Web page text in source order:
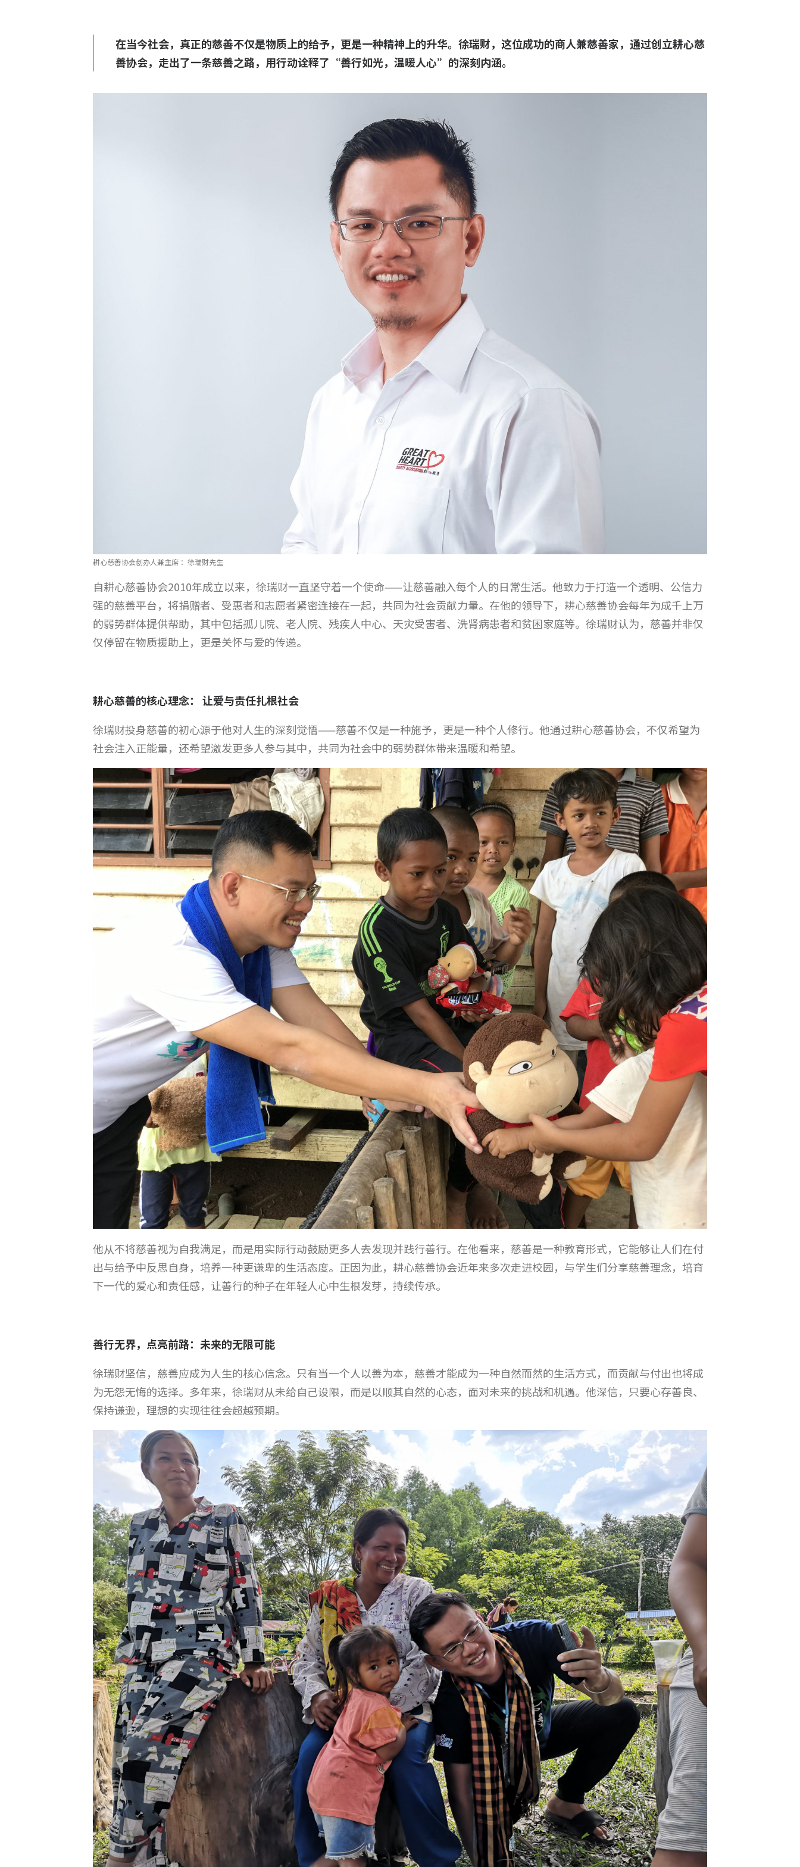
在当今社会，真正的慈善不仅是物质上的给予，更是一种精神上的升华。徐瑞财，这位成功的商人兼慈善家，通过创立耕心慈
善协会，走出了一条慈善之路，用行动诠释了“善行如光，温暖人心”的深刻内涵。
耕心慈善协会创办人兼主席 ：徐瑞财先生
自耕心慈善协会2010年成立以来，徐瑞财一直坚守着一个使命——让慈善融入每个人的日常生活。他致力于打造一个透明、公信力
强的慈善平台，将捐赠者、受惠者和志愿者紧密连接在一起，共同为社会贡献力量。在他的领导下，耕心慈善协会每年为成千上万
的弱势群体提供帮助，其中包括孤儿院、老人院、残疾人中心、天灾受害者、洗肾病患者和贫困家庭等。徐瑞财认为，慈善并非仅
仅停留在物质援助上，更是关怀与爱的传递。
耕心慈善的核心理念： 让爱与责任扎根社会
徐瑞财投身慈善的初心源于他对人生的深刻觉悟——慈善不仅是一种施予，更是一种个人修行。他通过耕心慈善协会，不仅希望为
社会注入正能量，还希望激发更多人参与其中，共同为社会中的弱势群体带来温暖和希望。
他从不将慈善视为自我满足，而是用实际行动鼓励更多人去发现并践行善行。在他看来，慈善是一种教育形式，它能够让人们在付
出与给予中反思自身，培养一种更谦卑的生活态度。正因为此，耕心慈善协会近年来多次走进校园，与学生们分享慈善理念，培育
下一代的爱心和责任感，让善行的种子在年轻人心中生根发芽，持续传承。
善行无界，点亮前路：未来的无限可能
徐瑞财坚信，慈善应成为人生的核心信念。只有当一个人以善为本，慈善才能成为一种自然而然的生活方式，而贡献与付出也将成
为无怨无悔的选择。多年来，徐瑞财从未给自己设限，而是以顺其自然的心态，面对未来的挑战和机遇。他深信，只要心存善良、
保持谦逊，理想的实现往往会超越预期。